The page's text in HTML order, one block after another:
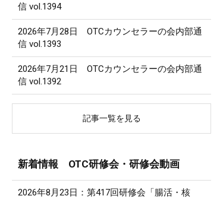
信 vol.1394
2026年7月28日 OTCカウンセラーの会内部通
信 vol.1393
2026年7月21日 OTCカウンセラーの会内部通
信 vol.1392
記事一覧を見る
新着情報 OTC研修会・研修会動画
2026年8月23日：第417回研修会「腸活・核